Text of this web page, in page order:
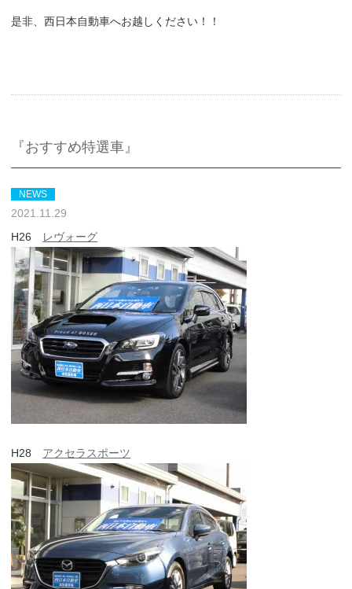
是非、西日本自動車へお越しください！！
『おすすめ特選車』
NEWS
2021.11.29
H26
レヴォーグ
H28 アクセラスポーツ